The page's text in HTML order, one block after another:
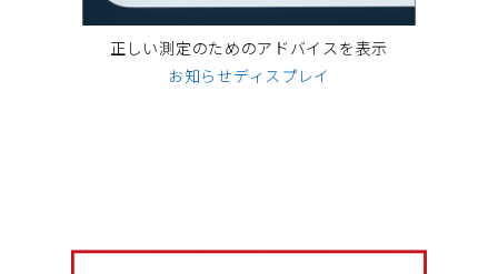
正しい測定のためのアドバイスを表示
お知らせディスプレイ